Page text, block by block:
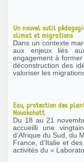
Un nouvel outil
climat et migrations
Dans un contexte
aux enjeux liés
engagement à
déconstruction des
valoriser les
Eau, protection des
Nouakchott
Du 18 au 21
accueilli une
d’Afrique du Sud, du
France, d’Italie et
activités du «